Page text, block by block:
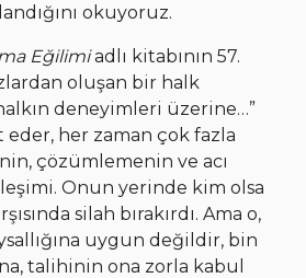
okuyoruz.
Eğilimiadlı kitabının 57.
oluşan bir halk
deneyimleri üzerine…”
eder, her zaman çok fazla
çözümlemenin ve acı
Onun yerinde kim olsa
silah bırakırdı. Ama o,
uygun değildir, bin
talihinin ona zorla kabul